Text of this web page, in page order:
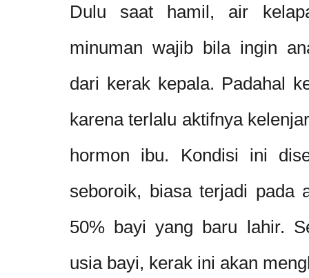
Dulu saat hamil, air
minuman wajib bila ingin
dari kerak kepala. Padahal
karena terlalu aktifnya
hormon ibu. Kondisi ini
seboroik, biasa terjadi pada
50% bayi yang baru lahir.
usia bayi, kerak ini akan